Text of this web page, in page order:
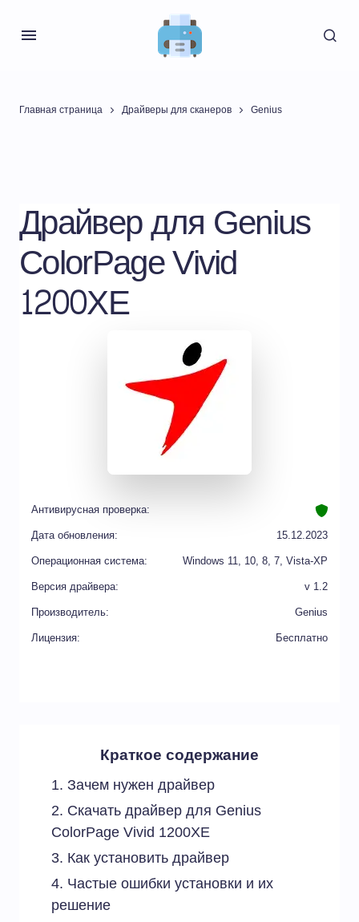
Главная страница Драйверы для сканеров Genius
Драйвер для Genius
ColorPage Vivid
1200XE
Антивирусная проверка:
Дата обновления: 15.12.2023
Операционная система: Windows 11, 10, 8, 7, Vista-XP
Версия драйвера: v 1.2
Производитель: Genius
Лицензия: Бесплатно
Краткое содержание
Зачем нужен драйвер
Скачать драйвер для Genius
ColorPage Vivid 1200XE
Как установить драйвер
Частые ошибки установки и их
решение